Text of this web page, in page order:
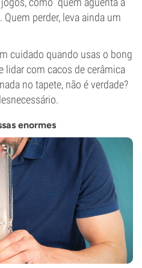
perder, leva ainda um
cuidado quando usas o bong
lidar com cacos de cerâmica
no tapete, não é verdade?
enormes